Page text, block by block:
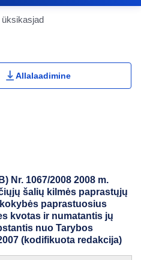
üksikasjad
Portlet
Allalaadimine
Nr. 1067/2008 2008 m.
šalių kilmės paprastųjų
paprastuosius
kvotas ir numatantis jų
nuo Tarybos
(kodifikuota redakcija)